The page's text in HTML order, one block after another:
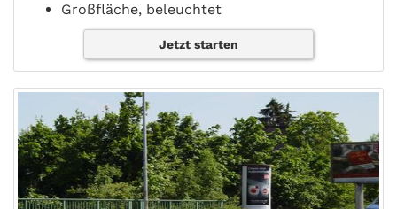
Großfläche, beleuchtet
Jetzt starten